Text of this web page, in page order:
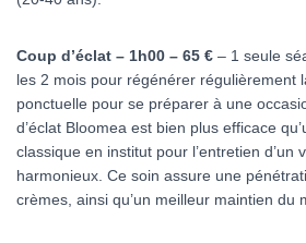
Coup d’éclat – 1h00 – 65 € – 1 seule
les 2 mois pour régénérer régulièrement
ponctuelle pour se préparer à une
d’éclat Bloomea est bien plus efficace
classique en institut pour l’entretien d’un
harmonieux. Ce soin assure une
crèmes, ainsi qu’un meilleur maintien du